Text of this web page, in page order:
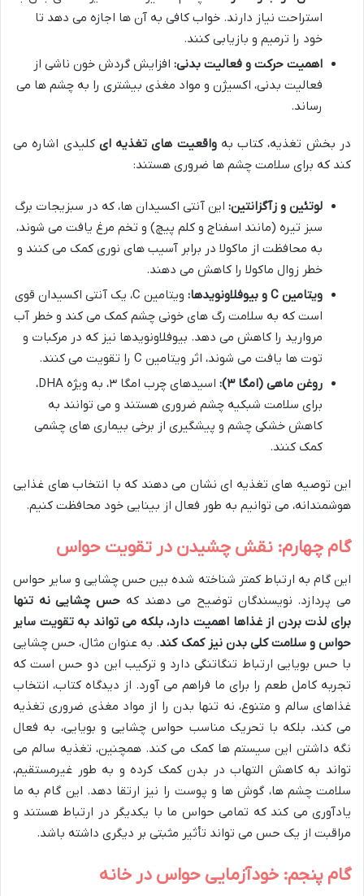
استراحت نیاز دارند. خواب کافی به آن ها اجازه می دهد تا
خود را ترمیم و بازیابی کنند.
اهمیت حرکت و فعالیت بدنی: افزایش گردش خون ناشی از
فعالیت بدنی، اکسیژن و مواد مغذی بیشتری را به چشم ها می
رساند.
در بخش تغذیه، کتاب بهواقعیت های تغذیه ای کلیدی اشاره می
کند که برای سلامت چشم ها ضروری هستند:
لوتئین و زآگزانتین: این آنتی اکسیدان ها، که در سبزیجات برگ
سبز تیره (مانند اسفناج و کلم پیچ) و تخم مرغ یافت می شوند،
به محافظت از ماکولا در برابر آسیب های نوری کمک می کنند و
خطر زوال ماکولا را کاهش می دهند.
ویتامین C و بیوفلاونویدها:
ویتامین C، یک آنتی اکسیدان قوی
است که به سلامت رگ های خونی چشم کمک می کند و خطر آب
مروارید را کاهش می دهد. بیوفلاونویدها نیز که در مرکبات و
توت ها یافت می شوند، اثر ویتامین C را تقویت می کنند.
روغن ماهی (امگا ۳):
اسیدهای چرب امگا ۳، به ویژه DHA،
برای سلامت شبکیه چشم ضروری هستند و می توانند به
کاهش خشکی چشم و پیشگیری از برخی بیماری های چشمی
کمک کنند.
این توصیه های تغذیه ای نشان می دهند که با انتخاب های غذایی
هوشمندانه، می توانیم به طور فعال از بینایی خود محافظت کنیم.
گام چهارم: نقش چشیدن در تقویت حواس
این گام به ارتباط کمتر شناخته شده بین حس چشایی و سایر حواس
می پردازد. نویسندگان توضیح می دهند که حس چشایی نه تنها
برای لذت بردن از غذاها اهمیت دارد، بلکه می تواند به تقویت سایر
حواس و سلامت کلی بدن نیز کمک کند. به عنوان مثال، حس چشایی
با حس بویایی ارتباط تنگاتنگی دارد و ترکیب این دو حس است که
تجربه کامل طعم را برای ما فراهم می آورد. از دیدگاه کتاب، انتخاب
غذاهای سالم و متنوع، نه تنها بدن را از مواد مغذی ضروری تغذیه
می کند، بلکه با تحریک مناسب حواس چشایی و بویایی، به فعال
نگه داشتن این سیستم ها کمک می کند. همچنین، تغذیه سالم می
تواند به کاهش التهاب در بدن کمک کرده و به طور غیرمستقیم،
سلامت چشم ها، گوش ها و پوست را نیز ارتقا دهد. این گام به ما
یادآوری می کند که تمامی حواس ما با یکدیگر در ارتباط هستند و
مراقبت از یک حس می تواند تأثیر مثبتی بر دیگری داشته باشد.
گام پنجم: خودآزمایی حواس در خانه